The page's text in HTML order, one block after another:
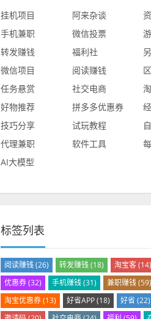
挂机项目 阿来杂谈
手机兼职
微信投票
转发赚钱
福利社
微信项目
阅读赚钱
任务悬赏
社交电商
好物推荐
拼多多优惠券
技巧分享
试玩教程
代理兼职
软件工具
AI大模型
标签列表
阅读赚钱(26) 转发赚钱(18) 淘宝客(14)
优惠券(32) 手机赚钱(31) 兼职赚钱(59)
淘宝优惠券(13) 好省APP(18) 好省 (22)